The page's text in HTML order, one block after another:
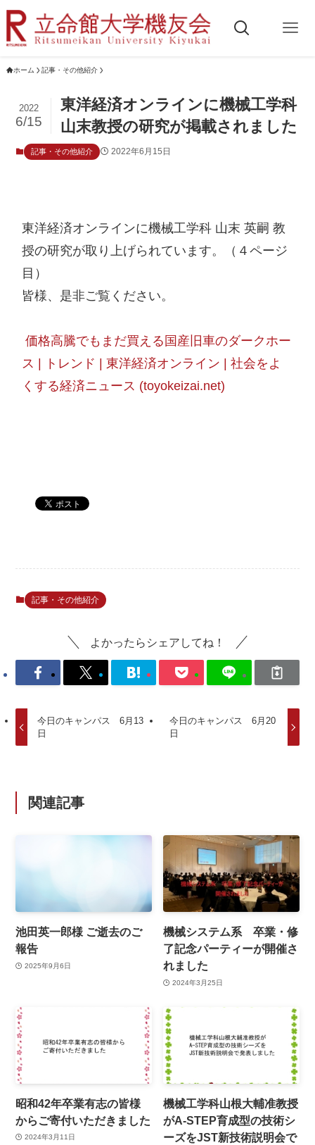
ホーム 記事・その他紹介
東洋経済オンラインに機械工学科
山末教授の研究が掲載されました
2022
6/15
記事・その他紹介 2022年6月15日
東洋経済オンラインに機械工学科 山末 英嗣 教
授の研究が取り上げられています。（４ページ
目）
皆様、是非ご覧ください。
価格高騰でもまだ買える国産旧車のダークホー
ス | トレンド | 東洋経済オンライン | 社会をよ
くする経済ニュース (toyokeizai.net)
記事・その他紹介
よかったらシェアしてね！
今日のキャンパス 6月13
日
今日のキャンパス 6月20
日
関連記事
池田英一郎様 ご逝去のご
報告
2025年9月6日
機械システム系 卒業・修
了記念パーティーが開催さ
れました
2024年3月25日
昭和42年卒業有志の皆様
からご寄付いただきました
2024年3月11日
機械工学科山根大輔准教授
がA-STEP育成型の技術シ
ーズをJST新技術説明会で